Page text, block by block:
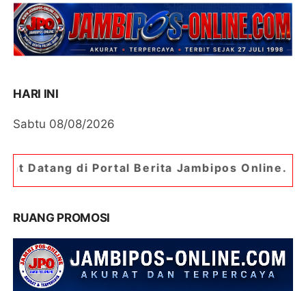
HARI INI
Sabtu 08/08/2026
Berita Jambipos Online. Portal Berita
RUANG PROMOSI